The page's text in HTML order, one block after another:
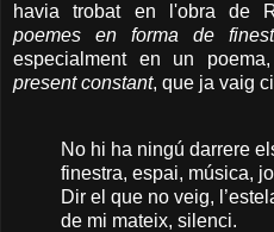
havia trobat en l'obra de
poemes en forma de
especialment en un
present constant, que ja vaig
No hi ha ningú darrere
finestra, espai, música,
Dir el que no veig,
de mi mateix, silenci.